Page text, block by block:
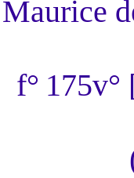
Maurice
f°